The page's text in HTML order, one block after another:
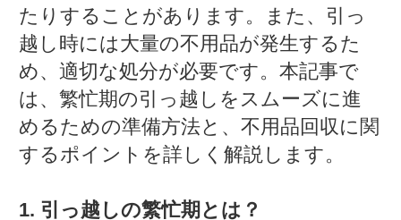
たりすることがあります。また、引っ
越し時には大量の不用品が発生するた
め、適切な処分が必要です。本記事で
は、繁忙期の引っ越しをスムーズに進
めるための準備方法と、不用品回収に関
するポイントを詳しく解説します。
1. 引っ越しの繁忙期とは？